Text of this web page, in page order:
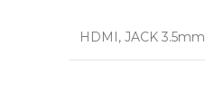
HDMI, JACK 3.5mm